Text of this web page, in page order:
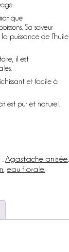
Sa saveur
puissance de l’huile
il est
et facile à
est pur et naturel.
: Agastache anisée
eau florale